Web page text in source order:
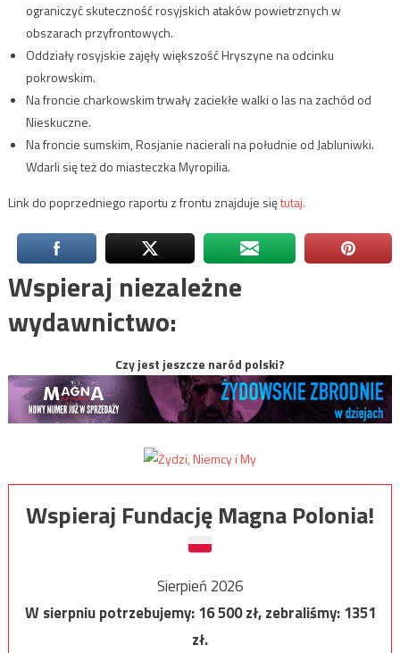
ograniczyć skuteczność rosyjskich ataków powietrznych w
obszarach przyfrontowych.
Oddziały rosyjskie zajęły większość Hryszyne na odcinku
pokrowskim.
Na froncie charkowskim trwały zaciekłe walki o las na zachód od
Nieskuczne.
Na froncie sumskim, Rosjanie nacierali na południe od Jabluniwki.
Wdarli się też do miasteczka Myropilia.
Link do poprzedniego raportu z frontu znajduje siętutaj.
Wspieraj niezależne
wydawnictwo:
Czy jest jeszcze naród polski?
Wspieraj Fundację Magna Polonia!
Sierpień 2026
W sierpniu potrzebujemy:16 500zł, zebraliśmy:1351
zł.